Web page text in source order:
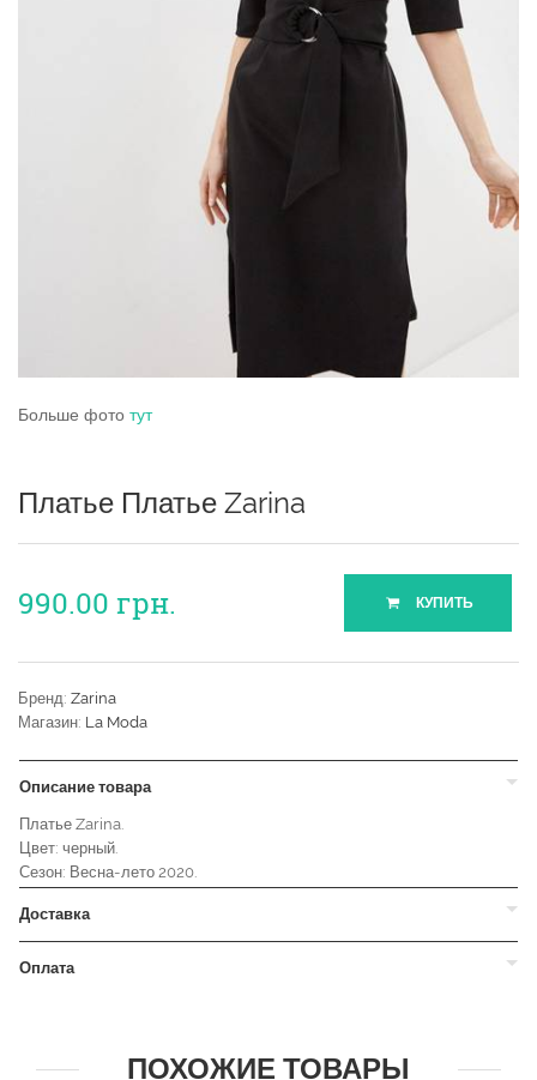
Больше фото тут
Платье Платье Zarina
990.00 грн. КУПИТЬ
Бренд: Zarina
Магазин: La Moda
Описание товара
Платье Zarina.
Цвет: черный.
Сезон: Весна-лето 2020.
Доставка
Оплата
ПОХОЖИЕ ТОВАРЫ